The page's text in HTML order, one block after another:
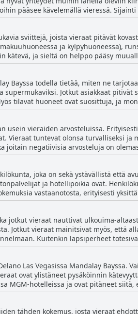
pääsee kävelemällä vieressä.
Vaikka se sijaitsee
Raitiovaunut ovat myös
huoneita, mukavia sänkyjä ja
kätevämpää. Kaiken
kokea Las Vegas Stripin.
sviittejä, joista vieraat pitävät
ja kylpyhuoneessa),
ja sieltä on helppo pääsy
ilmapiiriä. Vaikka jotkut vieraat ovat
paljon, ja vieraat kuvailevat niitä
ja olohuonekonsepti on myös
Delano Las Vegas Mandalay
Vegasissa.
Bayssa todella tietää, miten ne
Jotkut asiakkaat pitivät
tilavat huoneet ovat suosittuja, ja
aula sekä ystävällinen henkilökunta
Delano Las Vegas Mandalay
usein vieraiden arvosteluissa.
tuntevat olonsa turvalliseksi ja
joitain negatiivisia arvosteluja on
joka on sekä ystävällistä että
ja hotellipoikia ovat.
vastaanotosta, erityisesti
kokemuksia, ja jotkut ovat todenneet,
reagointi ongelmiin on myös ollut
on ollut vaikeuksia saada apua tai he
voivat odottaa tilavia huoneita,
jotkut vieraat nauttivat ulkouima-
Jotkut vieraat mainitsivat myös, että
Kuitenkin lapsiperheet
hyvää, ja vierailla oli mahdollisuus
mielestä aurinkovarjojen ja
allasta upeana ja matkansa
Las Vegasissa Mandalay Bayssa.
ovat ylistäneet pysäköinnin
MGM-hotelleissa ja ovat pitäneet siitä,
pysäköinnin kustannuksista ja
ja pitäneet
tähden kokemus, josta vieraat